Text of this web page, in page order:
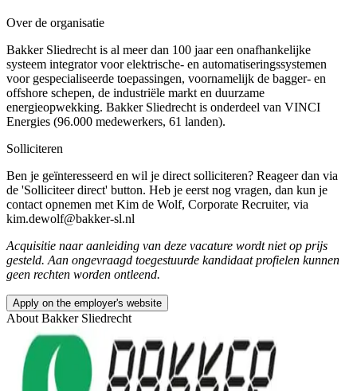
Over de organisatie
Bakker Sliedrecht is al meer dan 100 jaar een onafhankelijke
systeem integrator voor elektrische- en automatiseringssystemen
voor gespecialiseerde toepassingen, voornamelijk de bagger- en
offshore schepen, de industriële markt en duurzame
energieopwekking. Bakker Sliedrecht is onderdeel van VINCI
Energies (96.000 medewerkers, 61 landen).
Solliciteren
Ben je geïnteresseerd en wil je direct solliciteren? Reageer dan via
de 'Solliciteer direct' button. Heb je eerst nog vragen, dan kun je
contact opnemen met Kim de Wolf, Corporate Recruiter, via
kim.dewolf@bakker-sl.nl
Acquisitie naar aanleiding van deze vacature wordt niet op prijs
gesteld. Aan ongevraagd toegestuurde kandidaat profielen kunnen
geen rechten worden ontleend.
Apply on the employer's website
About Bakker Sliedrecht